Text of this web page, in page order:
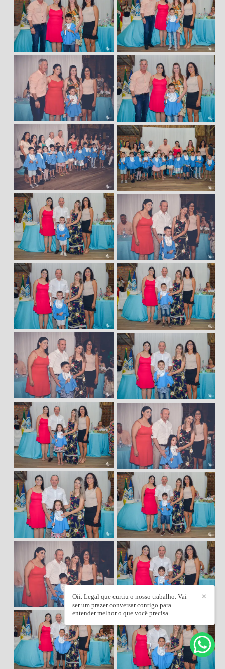
✕
Oii. Legal que curtiu o nosso trabalho. Vai
ser um prazer conversar contigo para
entender melhor o que você precisa.